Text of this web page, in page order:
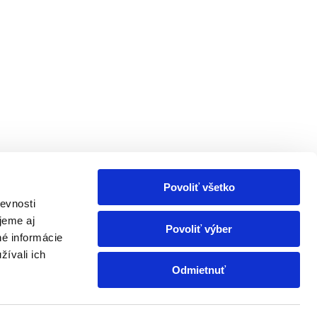
aj
informácie
ich
Povoliť všetko
Povoliť výber
Odmietnuť